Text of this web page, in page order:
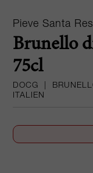
Pieve Santa
Brunello
75cl
DOCG
ITALIEN